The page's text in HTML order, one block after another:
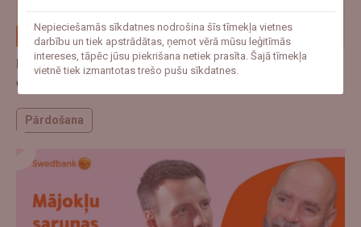
Pa Ceļam Biznesā - No klikšķa līdz paku skapim: kā
e-veikalam nopelnīt klienta uzticību?
Pārdošana
Nepieciešamās sīkdatnes nodrošina šīs tīmekļa vietnes
darbību un tiek apstrādātas, ņemot vērā mūsu leģitīmās
intereses, tāpēc jūsu piekrišana netiek prasīta. Šajā tīmekļa
vietnē tiek izmantotas trešo pušu sīkdatnes.